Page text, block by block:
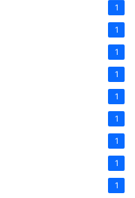
1
1
1
1
1
1
1
1
1